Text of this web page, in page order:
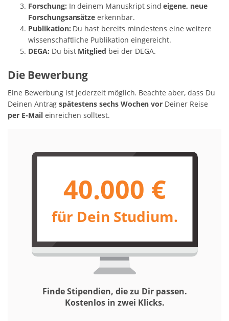
Forschung: In deinem Manuskript sindeigene, neue
Forschungsansätze erkennbar.
Publikation: Du hast bereits mindestens eine weitere
wissenschaftliche Publikation eingereicht.
DEGA: Du bist Mitglied bei der DEGA.
Die Bewerbung
Eine Bewerbung ist jederzeit möglich. Beachte aber, dass Du
Deinen Antragspätestens sechs Wochen vor Deiner Reise
per E-Maileinreichen solltest.
40.000 €
für Dein Studium.
Finde Stipendien, die zu Dir passen.
Kostenlos in zwei Klicks.